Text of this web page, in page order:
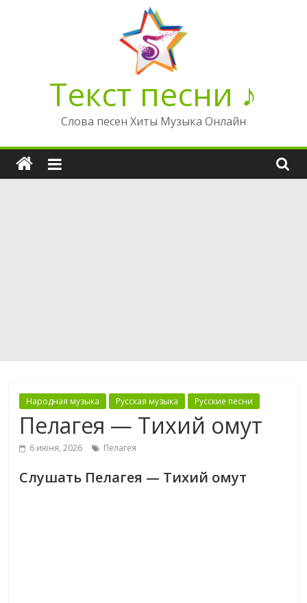
Текст песни ♪
Слова песен Хиты Музыка Онлайн
Народная музыка Русская музыка Русские песни
Пелагея — Тихий омут
6 июня, 2026 Пелагея
Слушать Пелагея — Тихий омут